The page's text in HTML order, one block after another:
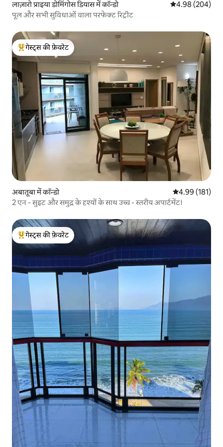
लाज़ारो प्राइया डोमिंगोस डियास में कॉन्डो औसत रेटिंग 5 में से
4.98 (204)
पूल और सभी सुविधाओं वाला परफेक्ट रिट्रीट
गेस्ट्स का टॉप फ़ेवरेट
गेस्ट्स की फ़ेवरेट
अबातूबा में कॉन्डो औसत रेटिंग 5 में से
4.99 (181)
2 एन - सुइट और समुद्र के दृश्यों के साथ उच्च - स्तरीय अपार्टमेंट।
गेस्ट्स का टॉप फ़ेवरेट
गेस्ट्स की फ़ेवरेट